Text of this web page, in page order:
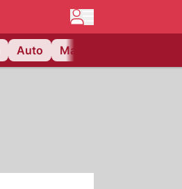
Auto Matchcenter